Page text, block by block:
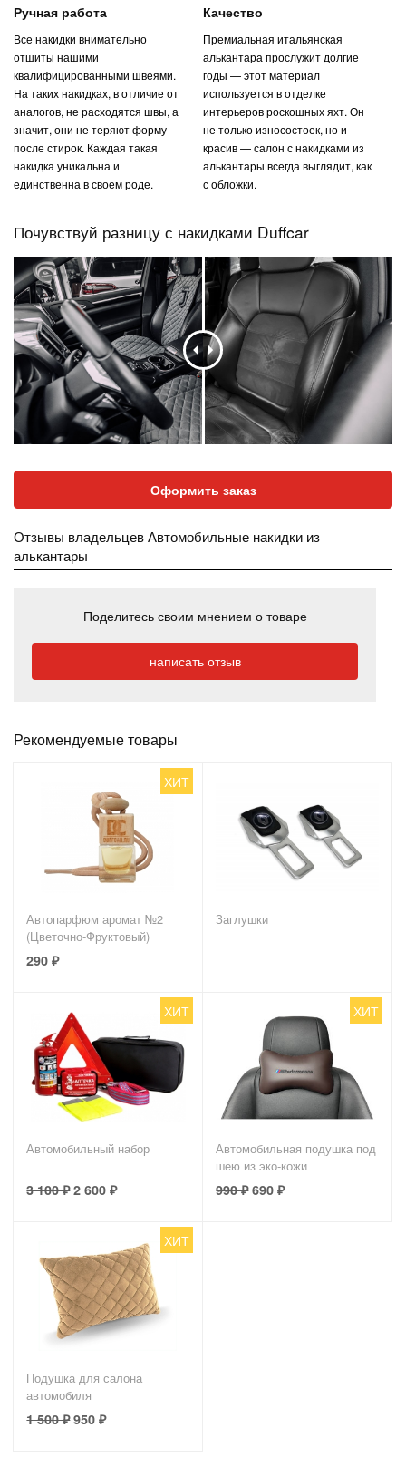
Ручная работа
Все накидки внимательно
отшиты нашими
квалифицированными швеями.
На таких накидках, в отличие от
аналогов, не расходятся швы, а
значит, они не теряют форму
после стирок. Каждая такая
накидка уникальна и
единственна в своем роде.
Качество
Премиальная итальянская
алькантара прослужит долгие
годы — этот материал
используется в отделке
интерьеров роскошных яхт. Он
не только износостоек, но и
красив — салон с накидками из
алькантары всегда выглядит, как
с обложки.
Почувствуй разницу с накидками Duffcar
Оформить заказ
Отзывы владельцев Автомобильные накидки из
алькантары
Поделитесь своим мнением о товаре
написать отзыв
Рекомендуемые товары
ХИТ
Автопарфюм аромат №2
(Цветочно-Фруктовый)
290₽
Заглушки
ХИТ
Автомобильный набор
3 100₽ 2 600₽
ХИТ
Автомобильная подушка под
шею из эко-кожи
990₽ 690₽
ХИТ
Подушка для салона
автомобиля
1 500₽ 950₽